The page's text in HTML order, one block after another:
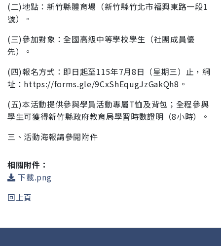
(二)地點：新竹縣體育場（新竹縣竹北市福興東路一段1
號）。
(三)參加對象：全國高級中等學校學生（社團成員優
先）。
(四)報名方式：即日起至115年7月8日（星期三）止，網
址：https://forms.gle/9CxShEqugJzGakQh8。
(五)本活動提供參與學員活動專屬T恤及背包；全程參與
學生可獲得新竹縣政府教育局學習時數證明（8小時）。
三、活動海報請參閱附件
相關附件：
下載.png
回上頁